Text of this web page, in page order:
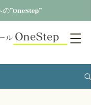
の”OneStep”
ル OneStep